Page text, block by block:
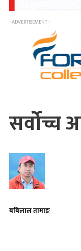
- ADVERTISEMENT -
सर्वोच्च
बबिलाल तामाङ